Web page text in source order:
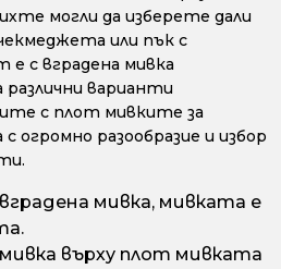
могли да изберете дали
или пък с
с вградена мивка
различни варианти
с плот мивките за
огромно разообразие и избор
мивка, мивката е
върху плот мивката